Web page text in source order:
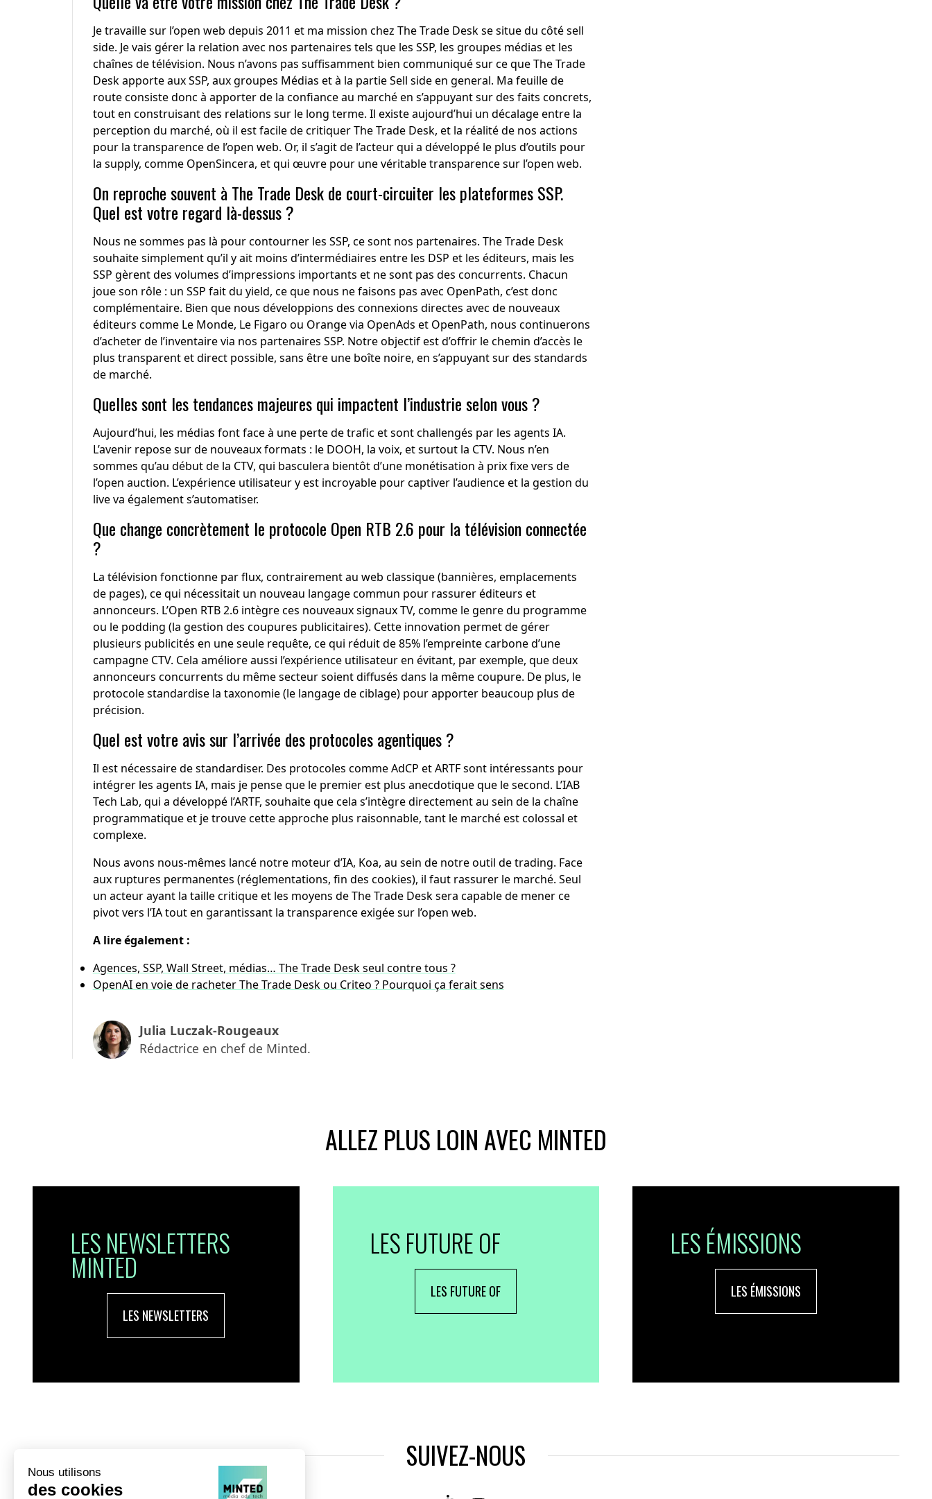
Je travaille sur l’open web depuis 2011 et ma mission chez The Trade Desk se situe du côté sell
side. Je vais gérer la relation avec nos partenaires tels que les SSP, les groupes médias et les
chaînes de télévision. Nous n’avons pas suffisamment bien communiqué sur ce que The Trade
Desk apporte aux SSP, aux groupes Médias et à la partie Sell side en general. Ma feuille de
route consiste donc à apporter de la confiance au marché en s’appuyant sur des faits concrets,
tout en construisant des relations sur le long terme. Il existe aujourd’hui un décalage entre la
perception du marché, où il est facile de critiquer The Trade Desk, et la réalité de nos actions
pour la transparence de l’open web. Or, il s’agit de l’acteur qui a développé le plus d’outils pour
la supply, comme OpenSincera, et qui œuvre pour une véritable transparence sur l’open web.
On reproche souvent à The Trade Desk de court-circuiter les plateformes SSP.
Quel est votre regard là-dessus ?
Nous ne sommes pas là pour contourner les SSP, ce sont nos partenaires. The Trade Desk
souhaite simplement qu’il y ait moins d’intermédiaires entre les DSP et les éditeurs, mais les
SSP gèrent des volumes d’impressions importants et ne sont pas des concurrents. Chacun
joue son rôle : un SSP fait du yield, ce que nous ne faisons pas avec OpenPath, c’est donc
complémentaire. Bien que nous développions des connexions directes avec de nouveaux
éditeurs comme Le Monde, Le Figaro ou Orange via OpenAds et OpenPath, nous continuerons
d’acheter de l’inventaire via nos partenaires SSP. Notre objectif est d’offrir le chemin d’accès le
plus transparent et direct possible, sans être une boîte noire, en s’appuyant sur des standards
de marché.
Quelles sont les tendances majeures qui impactent l’industrie selon vous ?
Aujourd’hui, les médias font face à une perte de trafic et sont challengés par les agents IA.
L’avenir repose sur de nouveaux formats : le DOOH, la voix, et surtout la CTV. Nous n’en
sommes qu’au début de la CTV, qui basculera bientôt d’une monétisation à prix fixe vers de
l’open auction. L’expérience utilisateur y est incroyable pour captiver l’audience et la gestion du
live va également s’automatiser.
Que change concrètement le protocole Open RTB 2.6 pour la télévision connectée
?
La télévision fonctionne par flux, contrairement au web classique (bannières, emplacements
de pages), ce qui nécessitait un nouveau langage commun pour rassurer éditeurs et
annonceurs. L’Open RTB 2.6 intègre ces nouveaux signaux TV, comme le genre du programme
ou le podding (la gestion des coupures publicitaires). Cette innovation permet de gérer
plusieurs publicités en une seule requête, ce qui réduit de 85% l’empreinte carbone d’une
campagne CTV. Cela améliore aussi l’expérience utilisateur en évitant, par exemple, que deux
annonceurs concurrents du même secteur soient diffusés dans la même coupure. De plus, le
protocole standardise la taxonomie (le langage de ciblage) pour apporter beaucoup plus de
précision.
Quel est votre avis sur l’arrivée des protocoles agentiques ?
Il est nécessaire de standardiser. Des protocoles comme AdCP et ARTF sont intéressants pour
intégrer les agents IA, mais je pense que le premier est plus anecdotique que le second. L’IAB
Tech Lab, qui a développé l’ARTF, souhaite que cela s’intègre directement au sein de la chaîne
programmatique et je trouve cette approche plus raisonnable, tant le marché est colossal et
complexe.
Nous avons nous-mêmes lancé notre moteur d’IA, Koa, au sein de notre outil de trading. Face
aux ruptures permanentes (réglementations, fin des cookies), il faut rassurer le marché. Seul
un acteur ayant la taille critique et les moyens de The Trade Desk sera capable de mener ce
pivot vers l’IA tout en garantissant la transparence exigée sur l’open web.
A lire également :
Agences, SSP, Wall Street, médias… The Trade Desk seul contre tous ?
OpenAI en voie de racheter The Trade Desk ou Criteo ? Pourquoi ça ferait sens
Julia Luczak-Rougeaux
Rédactrice en chef de Minted.
ALLEZ PLUS LOIN AVEC MINTED
LES NEWSLETTERS
MINTED
LES NEWSLETTERS
LES FUTURE OF
LES FUTURE OF
LES ÉMISSIONS
LES ÉMISSIONS
SUIVEZ-NOUS